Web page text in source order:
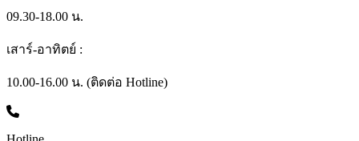
09.30-18.00 น.
เสาร์-อาทิตย์ :
10.00-16.00 น. (ติดต่อ Hotline)